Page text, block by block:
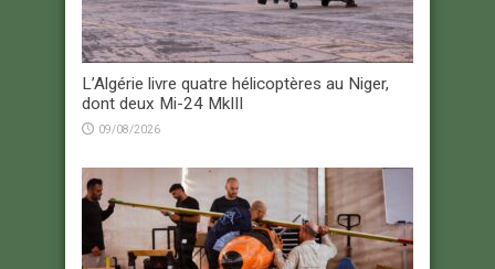
L’Algérie livre quatre hélicoptères au Niger,
dont deux Mi-24 MkIII
09/08/2026